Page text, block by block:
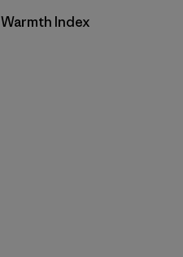
Filtrar por
Warmth Index